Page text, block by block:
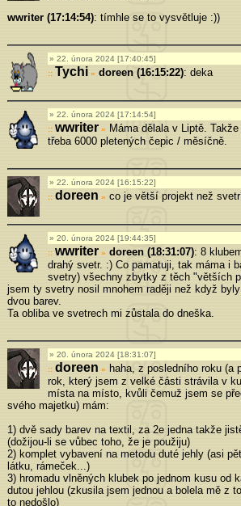
wwriter (17:14:54): tímhle se to vysvětluje :))
22. února 2024 [17:40:45]
Tychi » doreen (16:15:22): deka
22. února 2024 [17:14:54]
wwriter»
Máma dělala v Liptě.
třeba 6000 pletených čepic / měsíčně.
22. února 2024 [16:15:22]
doreen » co je větší projekt než
20. února 2024 [19:44:35]
wwriter» doreen (18:31:07): 8
drahý svetr. :) Co pamatuji, tak máma i
svetry) všechny zbytky z těch "větších
jsem ty svetry nosil mnohem raději než když
dvou barev.
Ta obliba ve svetrech mi zůstala do dneška.
20. února 2024 [18:31:07]
doreen »
haha, z posledního roku (a
rok, který jsem z velké části strávila v
místa na místo, kvůli čemuž jsem se
svého majetku) mám:
1) dvě sady barev na textil, za 2e jedna takže
(dožijou-li se vůbec toho, že je použiju)
2) komplet vybavení na metodu duté jehly (asi
látku, rámeček...)
3) hromadu vlněných klubek po jednom kusu od
dutou jehlou (zkusila jsem jednou a bolela mě z
to nedošlo)